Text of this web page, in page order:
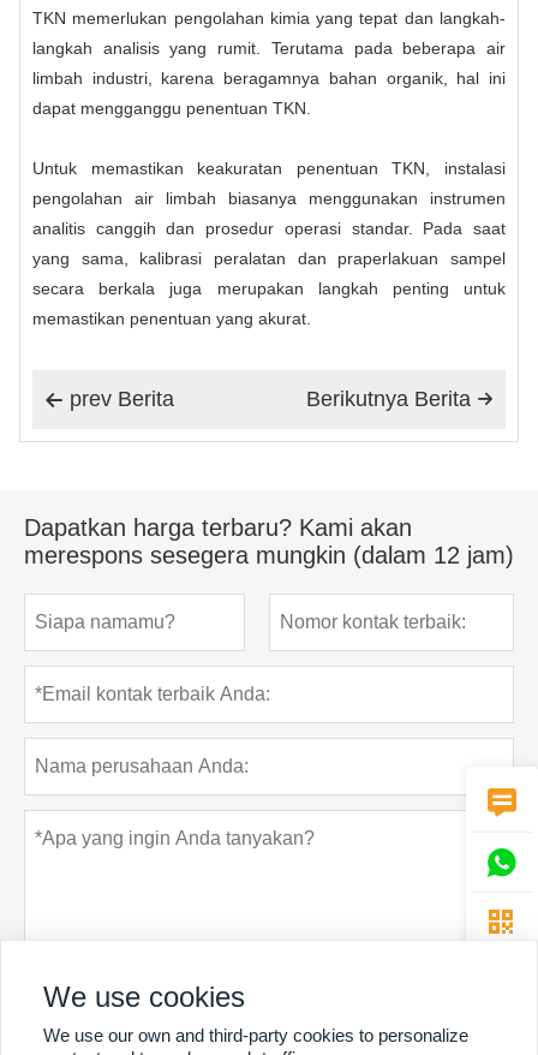
TKN memerlukan pengolahan kimia yang tepat dan langkah-
langkah analisis yang rumit. Terutama pada beberapa air
limbah industri, karena beragamnya bahan organik, hal ini
dapat mengganggu penentuan TKN.
Untuk memastikan keakuratan penentuan TKN, instalasi
pengolahan air limbah biasanya menggunakan instrumen
analitis canggih dan prosedur operasi standar. Pada saat
yang sama, kalibrasi peralatan dan praperlakuan sampel
secara berkala juga merupakan langkah penting untuk
memastikan penentuan yang akurat.
 prev Berita 
Berikutnya Berita
Dapatkan harga terbaru? Kami akan
merespons sesegera mungkin (dalam 12 jam)



We use cookies
We use our own and third-party cookies to personalize